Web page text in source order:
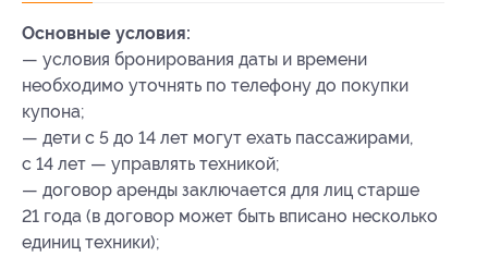
Основные условия:
— условия бронирования даты и времени
необходимо уточнять по телефону до покупки
купона;
— дети с 5 до 14 лет могут ехать пассажирами,
с 14 лет — управлять техникой;
— договор аренды заключается для лиц старше
21 года (в договор может быть вписано несколько
единиц техники);